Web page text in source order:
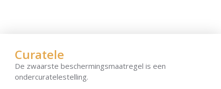
Curatele
De zwaarste beschermingsmaatregel is een
ondercuratelestelling.